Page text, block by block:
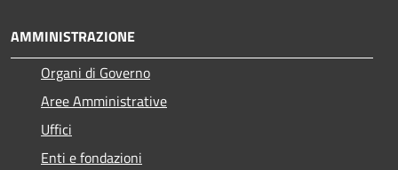
AMMINISTRAZIONE
Organi di Governo
Aree Amministrative
Uffici
Enti e fondazioni